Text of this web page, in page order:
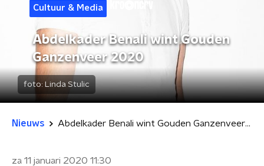
Cultuur & Media
Abdelkader Benali wint Gouden
Ganzenveer 2020
foto: Linda Stulic
Nieuws Abdelkader Benali wint Gouden Ganzenveer 2020
za 11 januari 2020 11:30